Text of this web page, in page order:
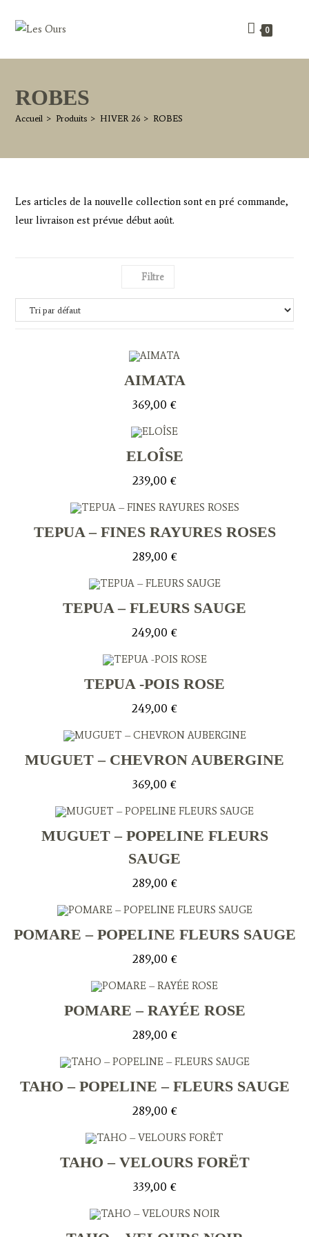
0
ROBES
Accueil > Produits > HIVER 26 > ROBES
Les articles de la nouvelle collection sont en pré commande,
leur livraison est prévue début août.
Filtre
AIMATA
369,00 €
ELOÎSE
239,00 €
TEPUA – FINES RAYURES ROSES
289,00 €
TEPUA – FLEURS SAUGE
249,00 €
TEPUA -POIS ROSE
249,00 €
MUGUET – CHEVRON AUBERGINE
369,00 €
MUGUET – POPELINE FLEURS
SAUGE
289,00 €
POMARE – POPELINE FLEURS SAUGE
289,00 €
POMARE – RAYÉE ROSE
289,00 €
TAHO – POPELINE – FLEURS SAUGE
289,00 €
TAHO – VELOURS FORËT
339,00 €